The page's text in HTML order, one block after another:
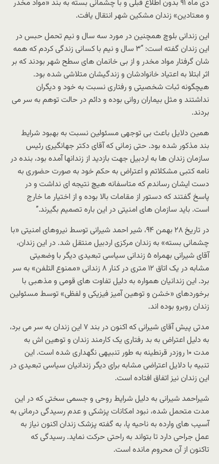
دی ماه ۹۱ بدون اطلاع قبلی و با چشمانی بسته به بند «مواد مخدر
و معتادین» زندان مشکین شهر انتقال یافت.
این زندانی بلوچ همچنین در مورد سه سال و نیم تحمل حبس در
این زندان گفته است: “۳ سال و نیم با کسانی زندگی کردم که همه
شان گرفتار مواد مخدر و از بی خانمان های سطح شهر بودند که بر
اثر ابتلا به اعتیاد خانوادشان و زندگیشان متلاشی شده بود.
هیچگونه ثبات شخصیتی و رفتاری نسبت به خود و دیگران
نداشتند و مثل بیماران روانی بوده و دائم در حالت توهم به سر می
بردند.
همین دلایل باعث بی توجهی مسئولین نسبت به بهبود شرایط
بند مذکور شده بود. حتی زمانی که آقای دکتر جهانگیری رئیس
سازمان زندان ها به اردبیل جهت بازدید از زندانها آمده بود، بنده در
نامه کتبی مشکلاتم و اعتراض به حکم خود به صورت حضوری به
دست ایشان رساندم که متاسفانه هیچ نتیجه ای نداشت و در
پاسخ گفتند که دستور از مقامات بالا بوده و از اختیار ما خارج
است. باید سازمان های امنیتی در این باره تصمیم بگیرند.”
در تاریخ ۲۸ بهمن ۹۴، شیر احمد شیرانی توسط نیروهای امنیتی «با
چشمانی بسته» به زندان مرکزی اردبیل منتقل شد. در این زندان،
آقای شیرانی بهمراه ۵ زندانی سیاسی تبعیدی دیگر با وضعیتی
مشابه در یک اتاق ۱۲ متری در کنار ۸ زندانی «ممنوع التلفن» به سر
برد. این زندانیان همواره به دلیل تفاوت های قومی و مذهبی با
برخوردهای «خشن و توهین آمیز فیزیکی و لفظی» توسط مسئولین
زندان روبرو بوده اند.
مدتی پیش آقای شیرانی که اکنون در بند ۷ این زندان به سر می برد،
به دلیل اعتراض به بد رفتاری یک کارمند زندان و توهین اش به
مدت ۱۰ روزدر قرنطینه به طور تنبیهی نگهداری شده است. این
تنبیه با دلایل اعتراضی مشابه برای دیگر زندانیان سیاسی تبعیدی در
این زندان نیز اتفاق افتاده است.
شیراحمد شیرانی به دلیل شرایط روحی و جسمی سختی که در این
مدت متحمل شده، نبود امکانات پزشکی و عدم رسیدگی درمانی به
آسیب های وارده به ناحیه پا، به گفته پزشک زندان اکنون نیاز به
عمل جراحی دارد تا بتواند به راحتی حرکت نماید. رسیدگی که
تاکنون از آن محروم مانده است.